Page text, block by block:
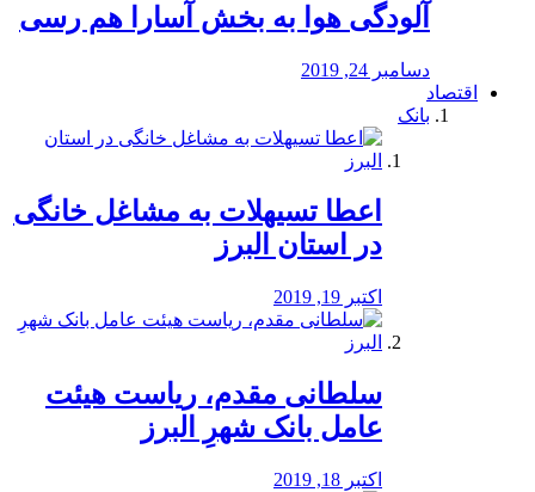
آلودگی هوا به بخش آسارا هم رسی
دسامبر 24, 2019
اقتصاد
بانک
️اعطا تسیهلات به مشاغل خانگی
در استان البرز
اکتبر 19, 2019
سلطانی مقدم، ریاست هیئت
عامل بانک شهرِ البرز
اکتبر 18, 2019